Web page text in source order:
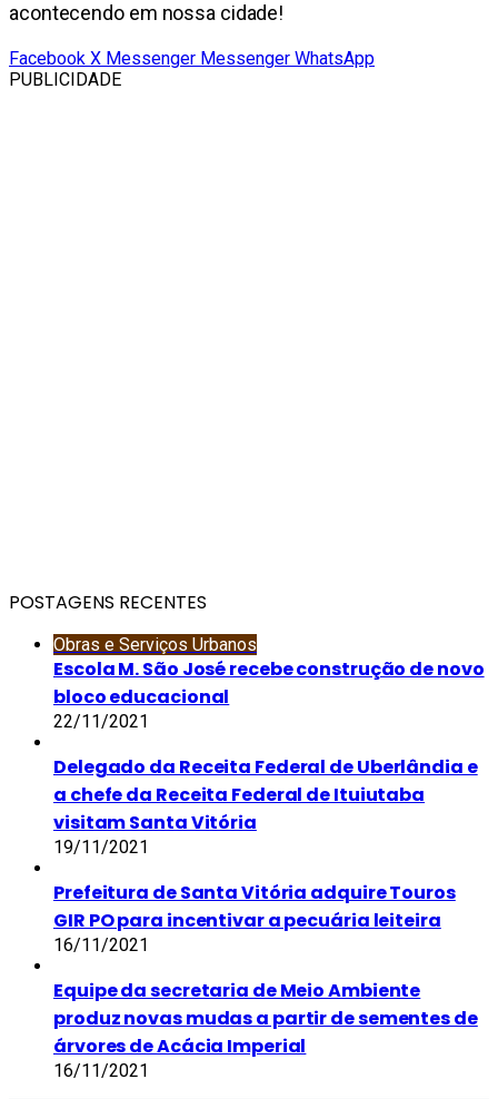
acontecendo em nossa cidade!
Facebook X Messenger Messenger WhatsApp
PUBLICIDADE
POSTAGENS RECENTES
Obras e Serviços Urbanos
Escola M. São José recebe construção de novo
bloco educacional
22/11/2021
Delegado da Receita Federal de Uberlândia e
a chefe da Receita Federal de Ituiutaba
visitam Santa Vitória
19/11/2021
Prefeitura de Santa Vitória adquire Touros
GIR PO para incentivar a pecuária leiteira
16/11/2021
Equipe da secretaria de Meio Ambiente
produz novas mudas a partir de sementes de
árvores de Acácia Imperial
16/11/2021